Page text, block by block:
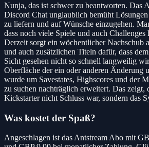
Nunja, das ist schwer zu beantworten. Das
Discord Chat unglaublich bemüht
zu liefern und auf Wünsche einzugehen.
dass noch viele Spiele und auch
Derzeit sorgt ein wöchentlicher Nachschub
und auch zusätzlichen Titeln dafür, dass
Sicht gesehen nicht so schnell langweilig
Oberfläche der ein oder anderen Änderung
wurde um Savestates, Highscores und der
zu suchen nachträglich erweitert. Das zeigt,
Kickstarter nicht Schluss war, sondern das
Was kostet der Spaß?
Angeschlagen ist das Antstream Abo mit